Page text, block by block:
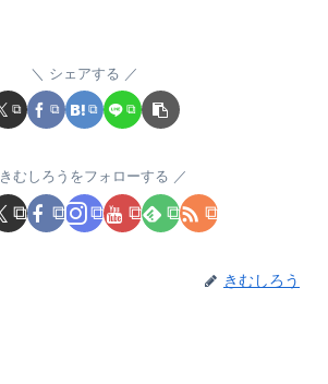
シェアする
きむしろうをフォローする
きむしろう